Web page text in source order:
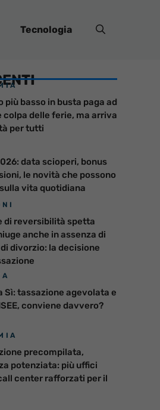
Tecnologia
più basso in busta paga ad
colpa delle ferie, ma arriva
per tutti
data scioperi, bonus
le novità che possono
vita quotidiana
di reversibilità spetta
anche in assenza di
divorzio: la decisione
Sì: tassazione agevolata e
conviene davvero?
precompilata,
potenziata: più uffici
center rafforzati per il